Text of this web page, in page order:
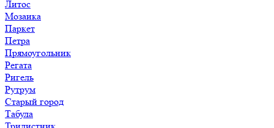
Литос
Мозаика
Паркет
Петра
Прямоугольник
Регата
Ригель
Рутрум
Старый город
Табула